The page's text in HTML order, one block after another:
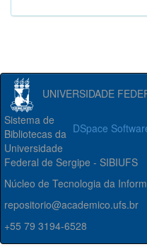
UNIVERSIDADE
DSpace
Sistema de
Bibliotecas da
Universidade
Federal de Sergipe - SIBIUFS
Núcleo de Tecnologia da
repositorio@academico.ufs.br
+55 79 3194-6528